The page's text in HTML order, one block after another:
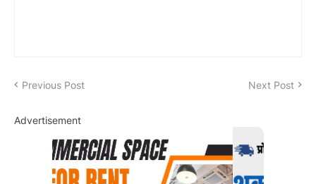
Previous Post Next Post
Advertisement